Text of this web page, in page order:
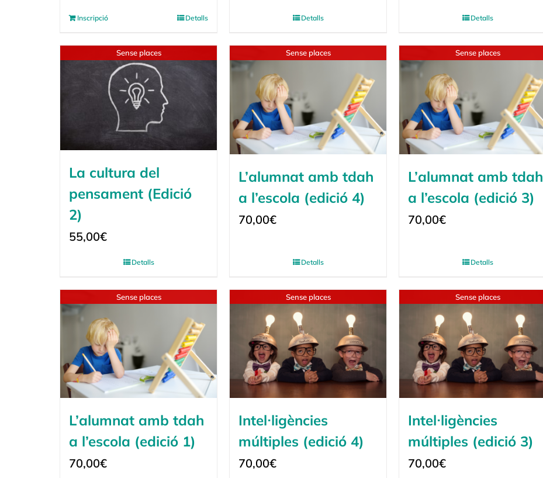
Inscripció Detalls Detalls Detalls
Sense places
La cultura del
pensament (Edició
2)
55,00€
Detalls
Sense places
L’alumnat amb tdah
a l’escola (edició 4)
70,00€
Detalls
Sense places
L’alumnat amb tdah
a l’escola (edició 3)
70,00€
Detalls
Sense places
L’alumnat amb tdah
a l’escola (edició 1)
70,00€
Sense places
Intel·ligències
múltiples (edició 4)
70,00€
Sense places
Intel·ligències
múltiples (edició 3)
70,00€